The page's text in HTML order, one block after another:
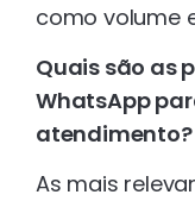
como volume
Quais são as
WhatsApp
atendimento?
As mais